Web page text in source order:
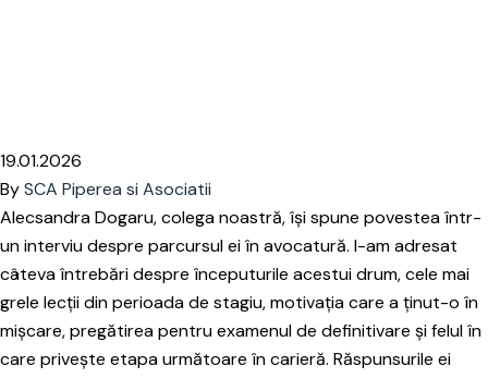
19.01.2026
BySCA Piperea si Asociatii
Alecsandra Dogaru, colega noastră, își spune povestea într-
un interviu despre parcursul ei în avocatură. I-am adresat
câteva întrebări despre începuturile acestui drum, cele mai
grele lecții din perioada de stagiu, motivația care a ținut-o în
mișcare, pregătirea pentru examenul de definitivare și felul în
care privește etapa următoare în carieră. Răspunsurile ei